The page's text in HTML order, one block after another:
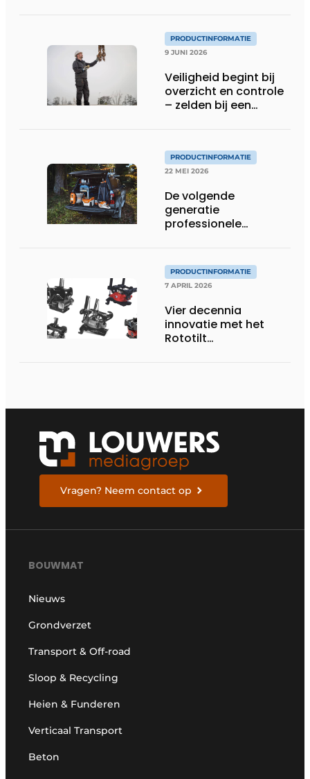
PRODUCTINFORMATIE
9 JUNI 2026
Veiligheid begint bij
overzicht en controle
– zelden bij een
PRODUCTINFORMATIE
22 MEI 2026
De volgende
generatie
professionele
PRODUCTINFORMATIE
7 APRIL 2026
Vier decennia
innovatie met het
Rototilt
Vragen? Neem contact op
BOUWMAT
Nieuws
Grondverzet
Transport & Off-road
Sloop & Recycling
Heien & Funderen
Verticaal Transport
Beton